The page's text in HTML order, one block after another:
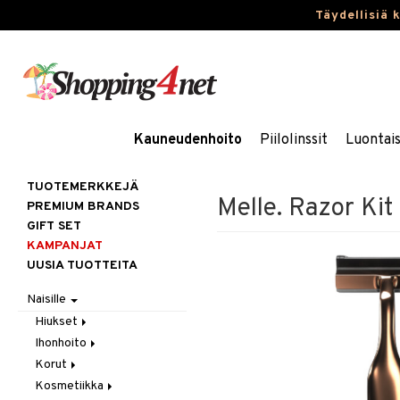
Täydellisiä
Kauneudenhoito Piilolinssit
Melle. Razor Kit
TUOTEMERKKEJÄ
PREMIUM BRANDS
GIFT SET
KAMPANJAT
UUSIA TUOTTEITA
Naisille
Hiukset
Gift Set
Harjat / Kammat
Hiuskuurit
Ihonhoito
Aurinkotuotteet
Erikoistuotteet
Korut
Kaulakorut
Kosmetiikka